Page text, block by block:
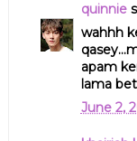
quinnie
wahhh
apam
lama
June 2,